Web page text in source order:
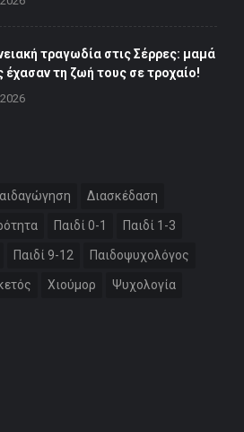
τραγωδία στις Σέρρες: μαμά
έχασαν τη ζωή τους σε τροχαίο!
Διασκέδαση
Παιδί 0-1 Παιδί 1-3
Παιδί 9-12 Παιδοψυχολόγος
Χιούμορ Ψυχολογία